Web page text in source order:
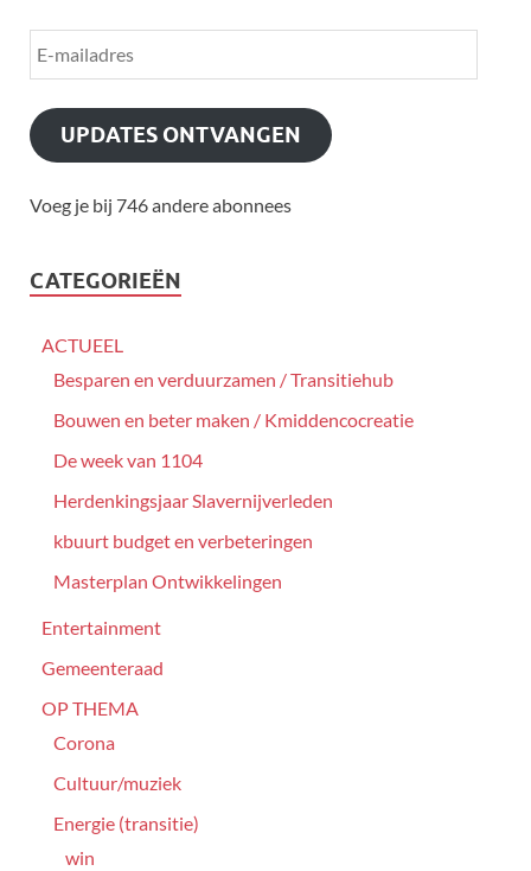
UPDATES ONTVANGEN
Voeg je bij 746 andere abonnees
CATEGORIEËN
ACTUEEL
Besparen en verduurzamen / Transitiehub
Bouwen en beter maken / Kmiddencocreatie
De week van 1104
Herdenkingsjaar Slavernijverleden
kbuurt budget en verbeteringen
Masterplan Ontwikkelingen
Entertainment
Gemeenteraad
OP THEMA
Corona
Cultuur/muziek
Energie (transitie)
win